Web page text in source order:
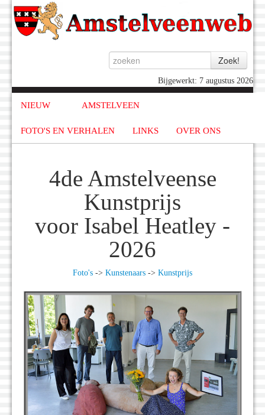
Bijgewerkt: 7 augustus 2026
NIEUW AMSTELVEEN
FOTO'S EN VERHALEN LINKS OVER ONS
4de Amstelveense
Kunstprijs
voor Isabel Heatley -
2026
Foto's -> Kunstenaars -> Kunstprijs